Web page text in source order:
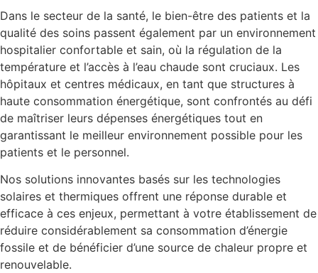
Dans le secteur de la santé, le bien-être des patients et la
qualité des soins passent également par un environnement
hospitalier confortable et sain, où la régulation de la
température et l’accès à l’eau chaude sont cruciaux. Les
hôpitaux et centres médicaux, en tant que structures à
haute consommation énergétique, sont confrontés au défi
de maîtriser leurs dépenses énergétiques tout en
garantissant le meilleur environnement possible pour les
patients et le personnel.
Nos solutions innovantes basés sur les technologies
solaires et thermiques offrent une réponse durable et
efficace à ces enjeux, permettant à votre établissement de
réduire considérablement sa consommation d’énergie
fossile et de bénéficier d’une source de chaleur propre et
renouvelable.